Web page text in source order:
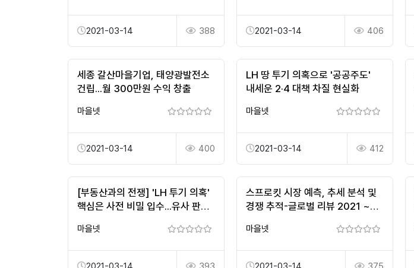
2021-03-14 388 2021-03-14 406
세종 갈산마을기업, 태양광발전소
건립...월 300만원 수익 창출
마을넷
2021-03-14 400
LH 땅 투기 의혹으로 '공공주도'
내세운 2·4 대책 차질 현실화
마을넷
2021-03-14 412
[부동산과의 전쟁] 'LH 투기 의혹'
핵심은 사전 비밀 입수...유사 판례
마을넷
스프로킷 시장 예측, 추세 분석 및
경쟁 추적-글로벌 리뷰 2021 ~
마을넷